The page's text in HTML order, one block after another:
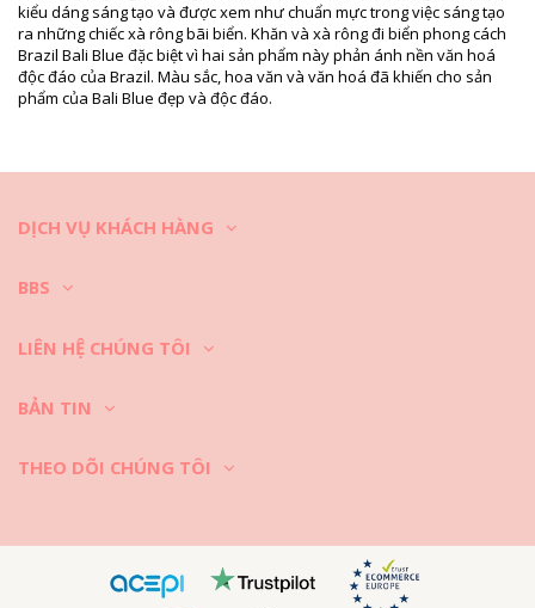
Hình ảnh đã qua chỉnh sửa
Hướng dẫn giặt & bảo quản
Hướng dẫn bảo quản dành cho: Bali Blue Aries
Mẹo bảo quản quần áo đi biển
Những lúc dạo biển, bạn không chỉ chọn cho mình bikini hay áo tắm
chí có thể dùng máy hút bụi để hút sạch số cát còn đọng lại. Bạn cũng
cát theo đó rơi ra ngoài.
2. Đừng bao giờ để quần áo đi biển ẩm ướt bị cuộn lại trong thời gian
kiểu dáng sáng tạo và được xem như chuẩn mực trong việc sáng tạo
ra những chiếc xà rông bãi biển. Khăn và xà rông đi biển phong cách
Brazil Bali Blue đặc biệt vì hai sản phẩm này phản ánh nền văn hoá
độc đáo của Brazil. Màu sắc, hoa văn và văn hoá đã khiến cho sản
phẩm của Bali Blue đẹp và độc đáo.
DỊCH VỤ KHÁCH HÀNG
BBS
LIÊN HỆ CHÚNG TÔI
BẢN TIN
THEO DÕI CHÚNG TÔI